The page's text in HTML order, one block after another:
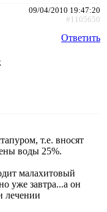
09/04/2010 19:47:20
#1105650
Ответить
т.е. вносят
воды 25%.
малахитовый
уже завтра...а он
лечении